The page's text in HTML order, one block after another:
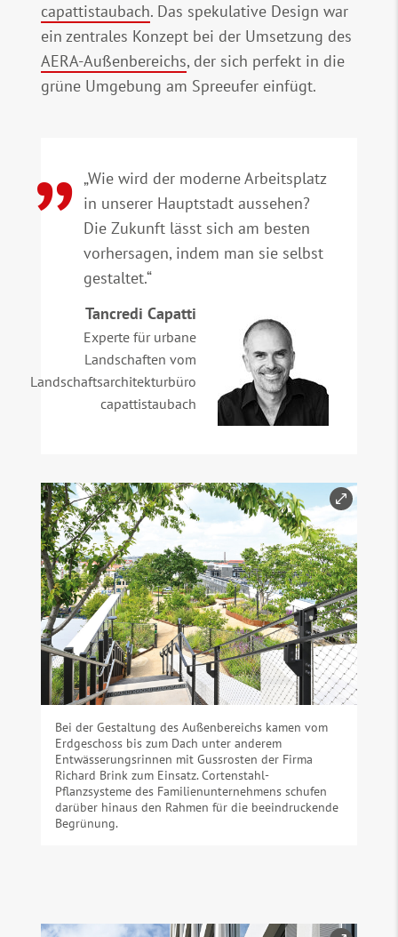
capattistaubach. Das spekulative Design war
ein zentrales Konzept bei der Umsetzung des
AERA-Außenbereichs, der sich perfekt in die
grüne Umgebung am Spreeufer einfügt.
„Wie wird der moderne Arbeitsplatz
in unserer Hauptstadt aussehen?
Die Zukunft lässt sich am besten
vorhersagen, indem man sie selbst
gestaltet.“
Tancredi Capatti
Experte für urbane
Landschaften vom
Landschaftsarchitekturbüro
capattistaubach
Bei der Gestaltung des Außenbereichs kamen vom
Erdgeschoss bis zum Dach unter anderem
Entwässerungsrinnen mit Gussrosten der Firma
Richard Brink zum Einsatz. Cortenstahl-
Pflanzsysteme des Familienunternehmens schufen
darüber hinaus den Rahmen für die beeindruckende
Begrünung.